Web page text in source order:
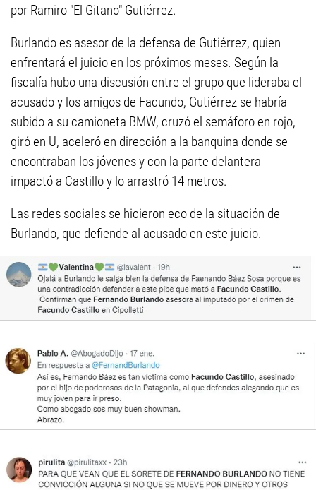
por Ramiro "El Gitano" Gutiérrez.
Burlando es asesor de la defensa de Gutiérrez, quien
enfrentará el juicio en los próximos meses. Según la
fiscalía hubo una discusión entre el grupo que lideraba el
acusado y los amigos de Facundo, Gutiérrez se habría
subido a su camioneta BMW, cruzó el semáforo en rojo,
giró en U, aceleró en dirección a la banquina donde se
encontraban los jóvenes y con la parte delantera
impactó a Castillo y lo arrastró 14 metros.
Las redes sociales se hicieron eco de la situación de
Burlando, que defiende al acusado en este juicio.